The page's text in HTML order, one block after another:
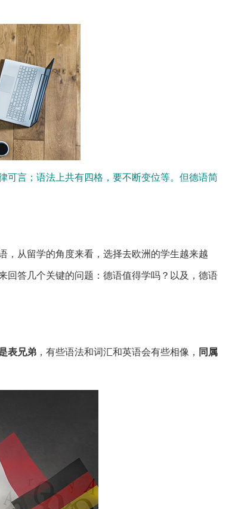
可言；语法上共有四格，要不断变位等。但德语简
，从留学的角度来看，选择去欧洲的学生越来越
回答几个关键的问题：德语值得学吗？以及，德语
表兄弟 ，有些语法和词汇和英语会有些相像， 同属